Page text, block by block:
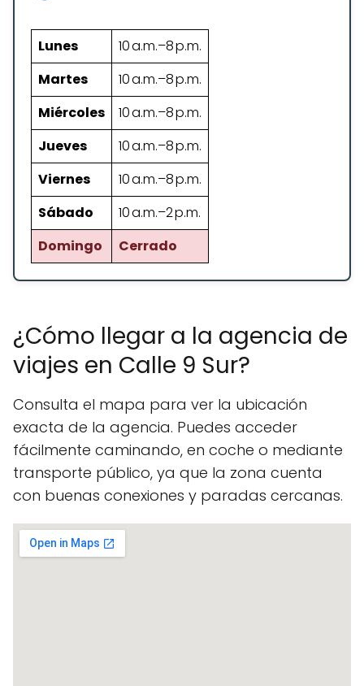
Lunes
10 a.m.–8 p.m.
Martes
10 a.m.–8 p.m.
Miércoles
10 a.m.–8 p.m.
Jueves
10 a.m.–8 p.m.
Viernes
10 a.m.–8 p.m.
Sábado
10 a.m.–2 p.m.
Domingo
Cerrado
¿Cómo llegar a la agencia de
viajes en Calle 9 Sur?
Consulta el mapa para ver la ubicación
exacta de la agencia. Puedes acceder
fácilmente caminando, en coche o mediante
transporte público, ya que la zona cuenta
con buenas conexiones y paradas cercanas.